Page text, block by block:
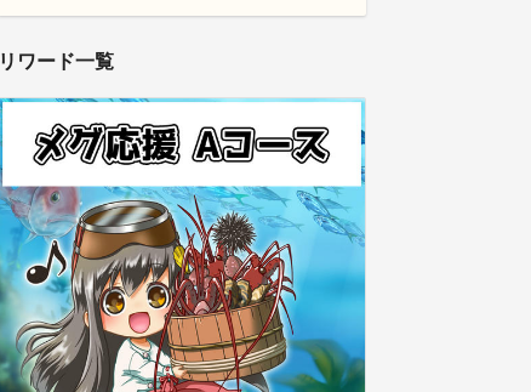
リワード一覧